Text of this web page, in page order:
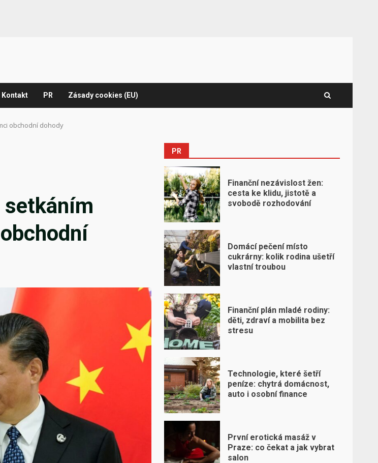
Kontakt PR Zásady cookies (EU)
obchodní dohody
setkáním
PR
Finanční nezávislost žen:
cesta ke klidu, jistotě a
svobodě rozhodování
Domácí pečení místo
cukrárny: kolik rodina ušetří
vlastní troubou
Finanční plán mladé rodiny:
děti, zdraví a mobilita bez
stresu
Technologie, které šetří
peníze: chytrá domácnost,
auto i osobní finance
První erotická masáž v
Praze: co čekat a jak vybrat
salon